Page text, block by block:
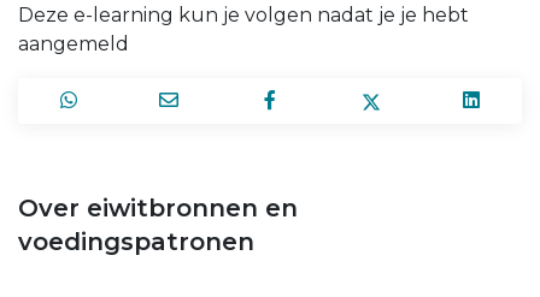
Deze e-learning kun je volgen nadat je je hebt
aangemeld
Over eiwitbronnen en
voedingspatronen